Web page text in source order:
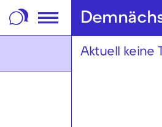
Footer springen
Aktuell keine